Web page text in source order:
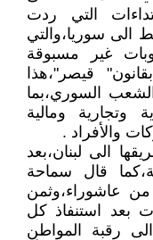
التي ردت
الى سوريا،والتي
غير مسبوقة
قيصر"،هذا
السوري،بما
وتجارية ومالية
والأفراد .
الى لبنان،بعد
قال سماحة
عاشوراء،وثمن
بعد استنفاذ كل
رقبة المواطن